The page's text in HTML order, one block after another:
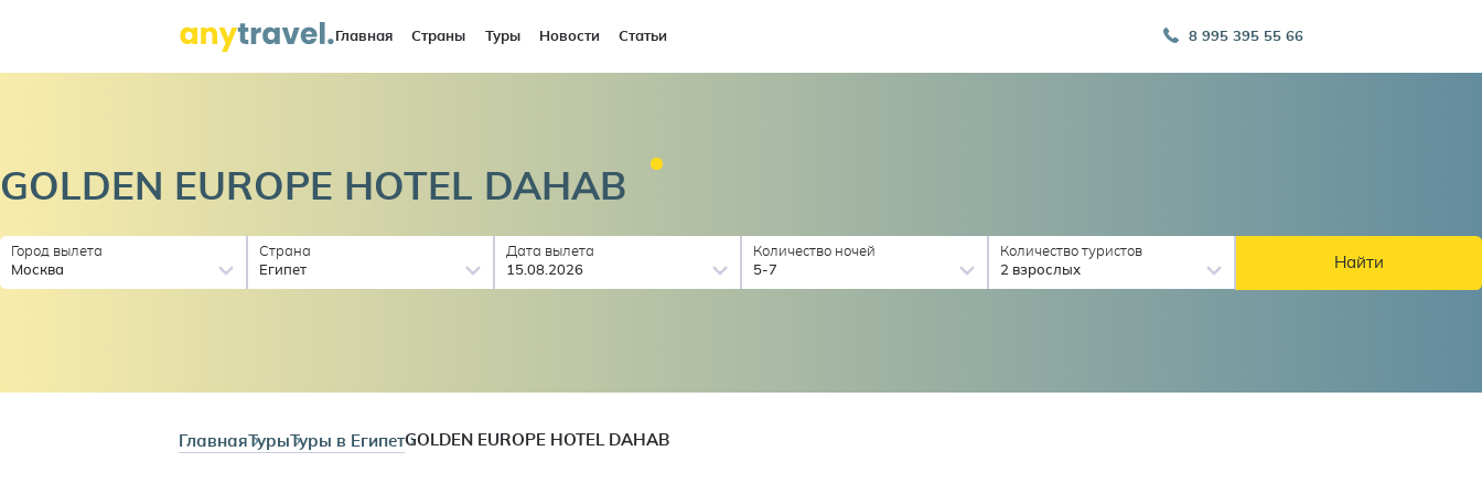
Главная Страны Туры Новости Статьи 8 995 395 55 66
GOLDEN EUROPE HOTEL DAHAB
Город вылета
Москва
Страна
Египет
Дата вылета
15.08.2026
Количество ночей
5-7
Количество туристов
2 взрослых
Найти
ГлавнаяТурыТуры в ЕгипетGOLDEN EUROPE HOTEL DAHAB